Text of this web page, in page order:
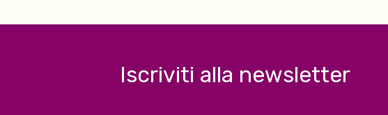
Iscriviti alla newsletter